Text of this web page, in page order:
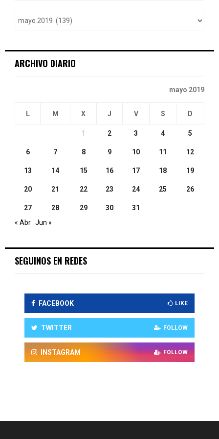
ARCHIVO DIARIO
mayo 2019
L M X J V S D
1 2 3 4 5
6 7 8 9 10 11 12
13 14 15 16 17 18 19
20 21 22 23 24 25 26
27 28 29 30
31
« Abr Jun »
SEGUINOS EN REDES
FACEBOOK LIKE
TWITTER FOLLOW
INSTAGRAM FOLLOW